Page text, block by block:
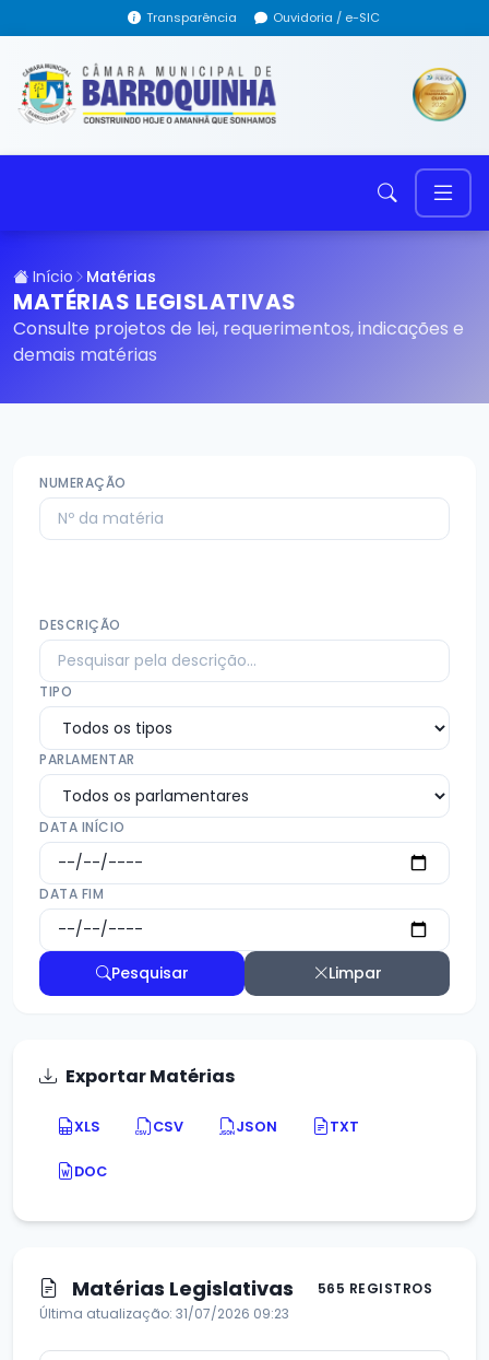
Transparência Ouvidoria / e-SIC
Início Matérias
MATÉRIAS LEGISLATIVAS
Consulte projetos de lei, requerimentos, indicações e
demais matérias
NUMERAÇÃO
DESCRIÇÃO
TIPO
PARLAMENTAR
DATA INÍCIO
DATA FIM
Pesquisar Limpar
Exportar Matérias
XLS CSV JSON TXT
DOC
Matérias Legislativas
565 REGISTROS
Última atualização: 31/07/2026 09:23